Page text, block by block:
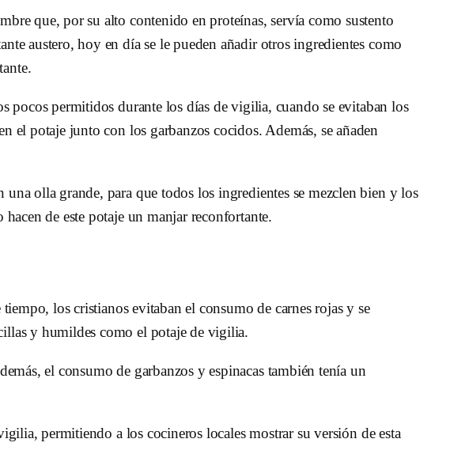
que, por su alto contenido en proteínas, servía como sustento
austero, hoy en día se le pueden añadir otros ingredientes como
pocos permitidos durante los días de vigilia, cuando se evitaban los
el potaje junto con los garbanzos cocidos. Además, se añaden
olla grande, para que todos los ingredientes se mezclen bien y los
de este potaje un manjar reconfortante.
los cristianos evitaban el consumo de carnes rojas y se
y humildes como el potaje de vigilia.
el consumo de garbanzos y espinacas también tenía un
permitiendo a los cocineros locales mostrar su versión de esta